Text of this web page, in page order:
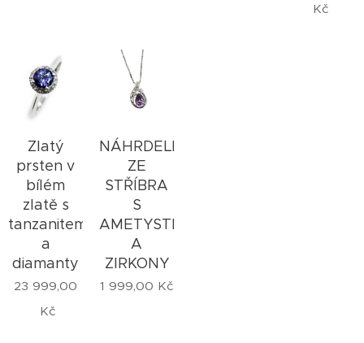
Kč
Zlatý
prsten v
bílém
zlatě s
tanzanitem
a
diamanty
23 999,00
Kč
NÁHRDELNÍK
ZE
STŘÍBRA
S
AMETYSTEM
A
ZIRKONY
1 999,00 Kč